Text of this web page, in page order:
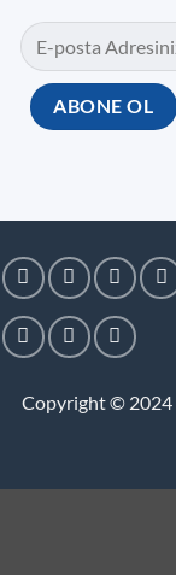
Copyright © 2024